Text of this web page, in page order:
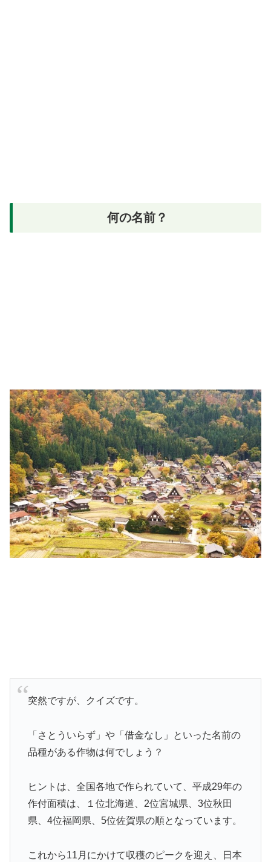
何の名前？
突然ですが、クイズです。
「さとういらず」や「借金なし」といった名前の
品種がある作物は何でしょう？
ヒントは、全国各地で作られていて、平成29年の
作付面積は、１位北海道、2位宮城県、3位秋田
県、4位福岡県、5位佐賀県の順となっています。
これから11月にかけて収穫のピークを迎え、日本